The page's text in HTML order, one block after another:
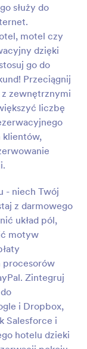
służy do
motel czy
dzięki
go do
Przeciągnij
zewnętrznymi
liczbę
klientów,
- niech Twój
z darmowego
układ pól,
motyw
procesorów
Zintegruj
i Dropbox,
Salesforce i
hotelu dzieki
i
prostu
wygląd,
i
formularza
email i
pokojów w
Bookingu,
pokój.
email, ilość